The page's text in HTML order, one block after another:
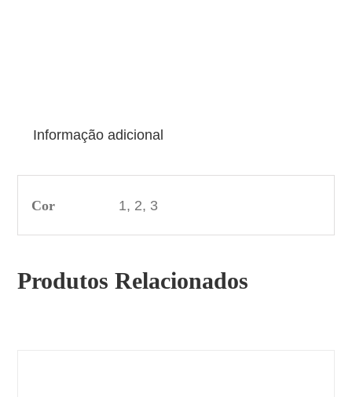
Informação adicional
Cor 1, 2, 3
Produtos Relacionados